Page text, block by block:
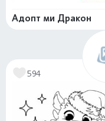
Адопт ми Дракон
594